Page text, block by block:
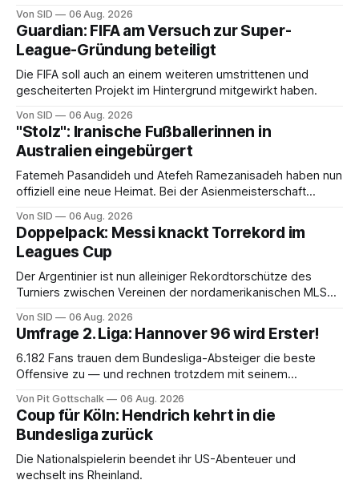
Von SID 06 Aug. 2026
Guardian: FIFA am Versuch zur Super-
League-Gründung beteiligt
Die FIFA soll auch an einem weiteren umstrittenen und
gescheiterten Projekt im Hintergrund mitgewirkt haben.
Von SID 06 Aug. 2026
"Stolz": Iranische Fußballerinnen in
Australien eingebürgert
Fatemeh Pasandideh und Atefeh Ramezanisadeh haben nun
offiziell eine neue Heimat. Bei der Asienmeisterschaft
Von SID 06 Aug. 2026
Doppelpack: Messi knackt Torrekord im
Leagues Cup
Der Argentinier ist nun alleiniger Rekordtorschütze des
Turniers zwischen Vereinen der nordamerikanischen MLS
Von SID 06 Aug. 2026
Umfrage 2. Liga: Hannover 96 wird Erster!
6.182 Fans trauen dem Bundesliga-Absteiger die beste
Offensive zu — und rechnen trotzdem mit seinem
Lokalrivale in Niedersachsen.
Von Pit Gottschalk 06 Aug. 2026
Coup für Köln: Hendrich kehrt in die
Bundesliga zurück
Die Nationalspielerin beendet ihr US-Abenteuer und
wechselt ins Rheinland.